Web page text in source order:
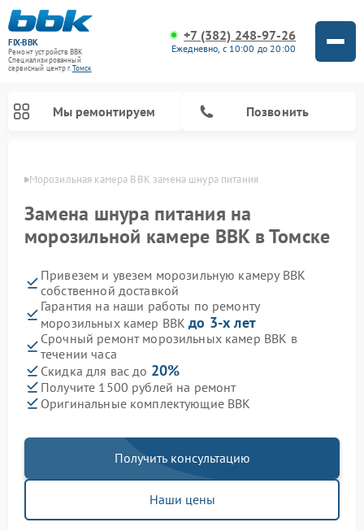
FIX-BBK
Ремонт устройств BBK
Специализированный
cервисный центр г.Томск
+7 (382) 248-97-26
Ежедневно, с 10:00 до 20:00
Мы ремонтируем Позвонить
Морозильная камера BBK замена шнура питания
Замена шнура питания на
морозильной камере BBK в Томске
Привезем и увезем морозильную камеру BBK
собственной доставкой
Гарантия на наши работы по ремонту
морозильных камер BBKдо 3-х лет
Срочный ремонт морозильных камер BBK в
течении часа
Скидка для вас до 20%
Получите 1500 рублей на ремонт
Оригинальные комплектующие BBK
Получить консультацию
Наши цены